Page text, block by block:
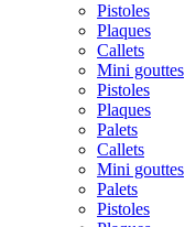
Pistoles
Plaques
Callets
Mini gouttes
Pistoles
Plaques
Palets
Callets
Mini gouttes
Palets
Pistoles